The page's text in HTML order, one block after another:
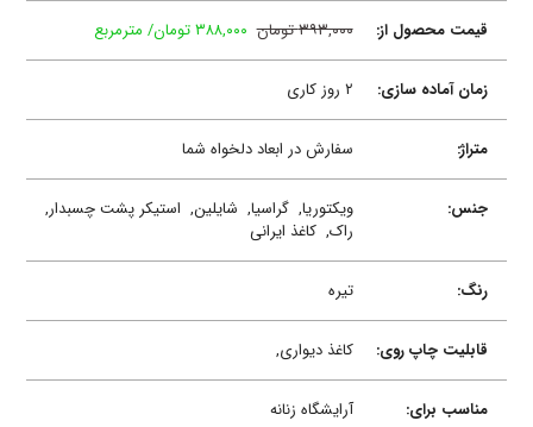
قیمت محصول از: ۳۹۳,۰۰۰ تومان ۳۸۸,۰۰۰ تومان/ مترمربع
زمان آماده سازی: ۲ روز کاری
متراژ: سفارش در ابعاد دلخواه شما
جنس: ویکتوریا,گراسیا, شایلین, استیکر پشت چسبدار,
راک,کاغذ ایرانی
رنگ: تیره
قابلیت چاپ روی: کاغذ دیواری,
مناسب برای: آرایشگاه زنانه